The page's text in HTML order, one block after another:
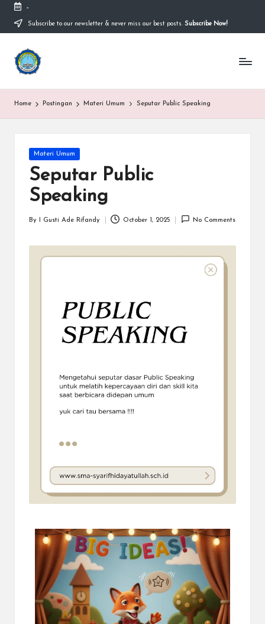
-
Subscribe to our newsletter & never miss our best posts. Subscribe Now!
Home Postingan Materi Umum Seputar Public Speaking
Materi Umum
Seputar Public
Speaking
By I Gusti Ade Rifandy October 1, 2025 No Comments